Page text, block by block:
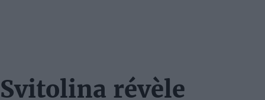
Svitolina révèle